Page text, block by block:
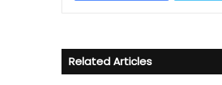
Related Articles